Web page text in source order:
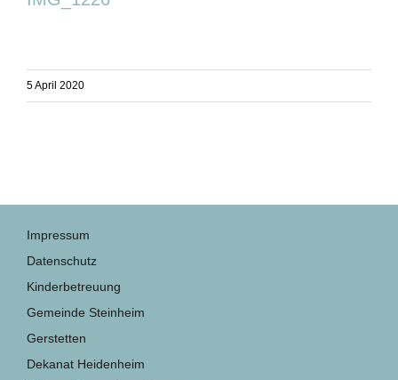
5 April 2020
Impressum
Datenschutz
Kinderbetreuung
Gemeinde Steinheim
Gerstetten
Dekanat Heidenheim